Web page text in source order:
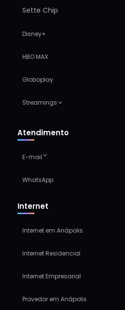
Sette Chip
Disney+
HBO MAX
Globoplay
Streamings
Atendimento
E-mail
WhatsApp
Internet
Internet em Anápolis
Internet Residencial
Internet Empresarial
Provedor em Anápolis